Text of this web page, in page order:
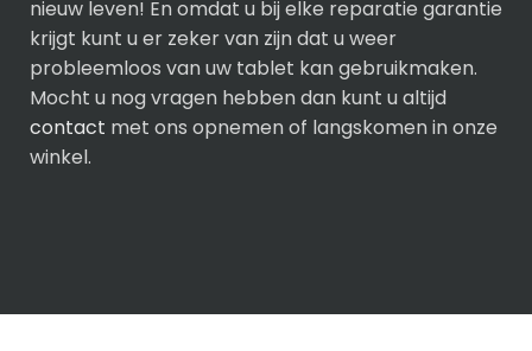
nieuw leven! En omdat u bij elke reparatie garantie
krijgt kunt u er zeker van zijn dat u weer
probleemloos van uw tablet kan gebruikmaken.
Mocht u nog vragen hebben dan kunt u altijd
contact met ons opnemen of langskomen in onze
winkel.